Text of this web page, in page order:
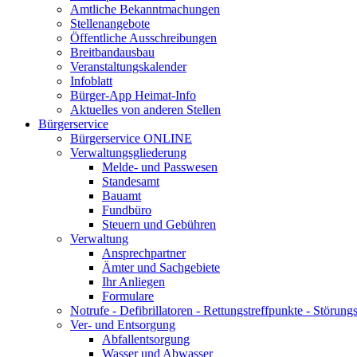
Amtliche Bekanntmachungen
Stellenangebote
Öffentliche Ausschreibungen
Breitbandausbau
Veranstaltungskalender
Infoblatt
Bürger-App Heimat-Info
Aktuelles von anderen Stellen
Bürgerservice
Bürgerservice ONLINE
Verwaltungsgliederung
Melde- und Passwesen
Standesamt
Bauamt
Fundbüro
Steuern und Gebühren
Verwaltung
Ansprechpartner
Ämter und Sachgebiete
Ihr Anliegen
Formulare
Notrufe - Defibrillatoren - Rettungstreffpunkte -
Ver- und Entsorgung
Abfallentsorgung
Wasser und Abwasser